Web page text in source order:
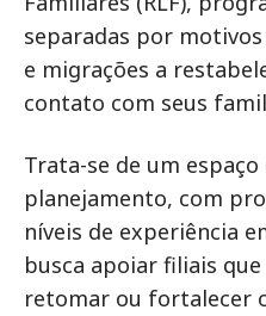
separadas por
e migrações a
contato com seus
Trata-se de um
planejamento, com
níveis de experiência
busca apoiar filiais
retomar ou fortalecer